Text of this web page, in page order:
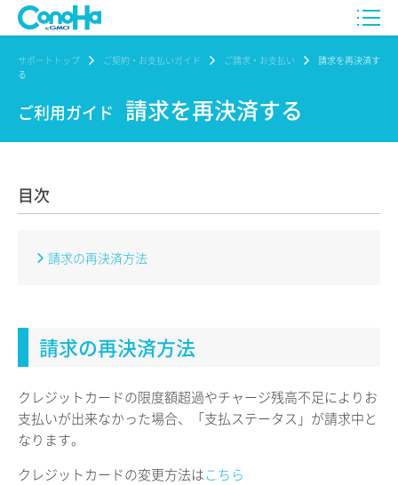
サポートトップ ご契約・お支払いガイド ご請求・お支払い
請求を再決済す
る
ご利用ガイド 請求を再決済する
目次
請求の再決済方法
請求の再決済方法
クレジットカードの限度額超過やチャージ残高不足によりお
支払いが出来なかった場合、「支払ステータス」が請求中と
なります。
クレジットカードの変更方法はこちら